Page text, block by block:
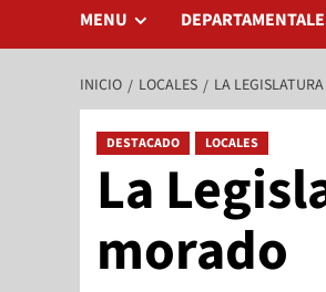
MENU
INICIO LOCALES LA
DESTACADO LOCALES
La
morado